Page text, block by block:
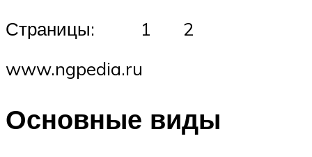
Страницы: 1 2
www.ngpedia.ru
Основные виды